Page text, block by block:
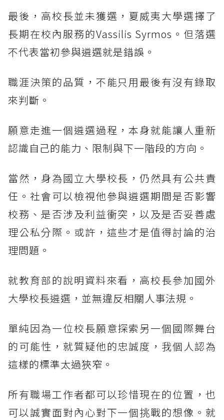
最後，高校長並未獲選，夏威夷大學選擇了
長期在校內服務的Vassilis Syrmos。但落選
不代表當初參與遴選就是錯誤。
職涯決策的品質，不能只用最後有沒有錄取
來判斷。
願意走進一個遴選過程，本身就能讓人重新
認識自己的能力、限制與下一階段的方向。
當然，身為國立大學校長，仍然具有公共責
任。社會可以檢視他參與遴選期間是否影響
校務、是否涉及利益衝突，以及是否妥善處
理公私分際。或許，這些才是值得討論的治
理問題。
就教育部的說明資料來看，高校長參加國外
大學校長遴選，並無違反相關人事法規。
單純因為一位校長願意探索另一個國際舞台
的可能性，就質疑他的忠誠度，我個人認為
這樣的標準太過狹窄。
所有職場工作者都可以珍惜現在的位置，也
可以誠實面對內心對下一個挑戰的想像。就